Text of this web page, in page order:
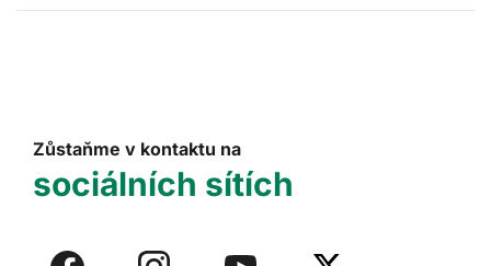
Zůstaňme v kontaktu na
sociálních sítích